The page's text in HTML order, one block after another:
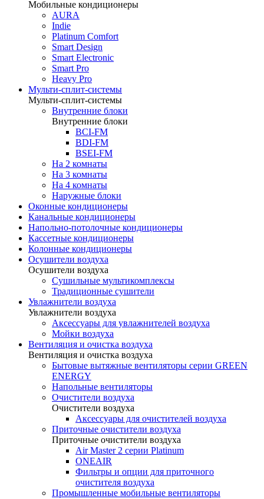
Мобильные кондиционеры
AURA
Indie
Platinum Comfort
Smart Design
Smart Electronic
Smart Pro
Heavy Pro
Мульти-сплит-системы
Мульти-сплит-системы
Внутренние блоки
Внутренние блоки
BCI-FM
BDI-FM
BSEI-FM
На 2 комнаты
На 3 комнаты
На 4 комнаты
Наружные блоки
Оконные кондиционеры
Канальные кондиционеры
Напольно-потолочные кондиционеры
Кассетные кондиционеры
Колонные кондиционеры
Осушители воздуха
Осушители воздуха
Сушильные мультикомплексы
Традиционные сушители
Увлажнители воздуха
Увлажнители воздуха
Аксессуары для увлажнителей воздуха
Мойки воздуха
Вентиляция и очистка воздуха
Вентиляция и очистка воздуха
Бытовые вытяжные вентиляторы серии GREEN
ENERGY
Напольные вентиляторы
Очистители воздуха
Очистители воздуха
Аксессуары для очистителей воздуха
Приточные очистители воздуха
Приточные очистители воздуха
Air Master 2 серии Platinum
ONEAIR
Фильтры и опции для приточного
очистителя воздуха
Промышленные мобильные вентиляторы